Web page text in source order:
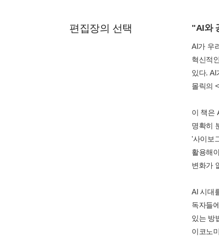
편집장의 선택 "AI와
AI가 우
혁신적
있다. AI
몰릭의
이 책은
명확히
'사이보
활용해
변화가
AI 시대
독자들
있는 방
이코노